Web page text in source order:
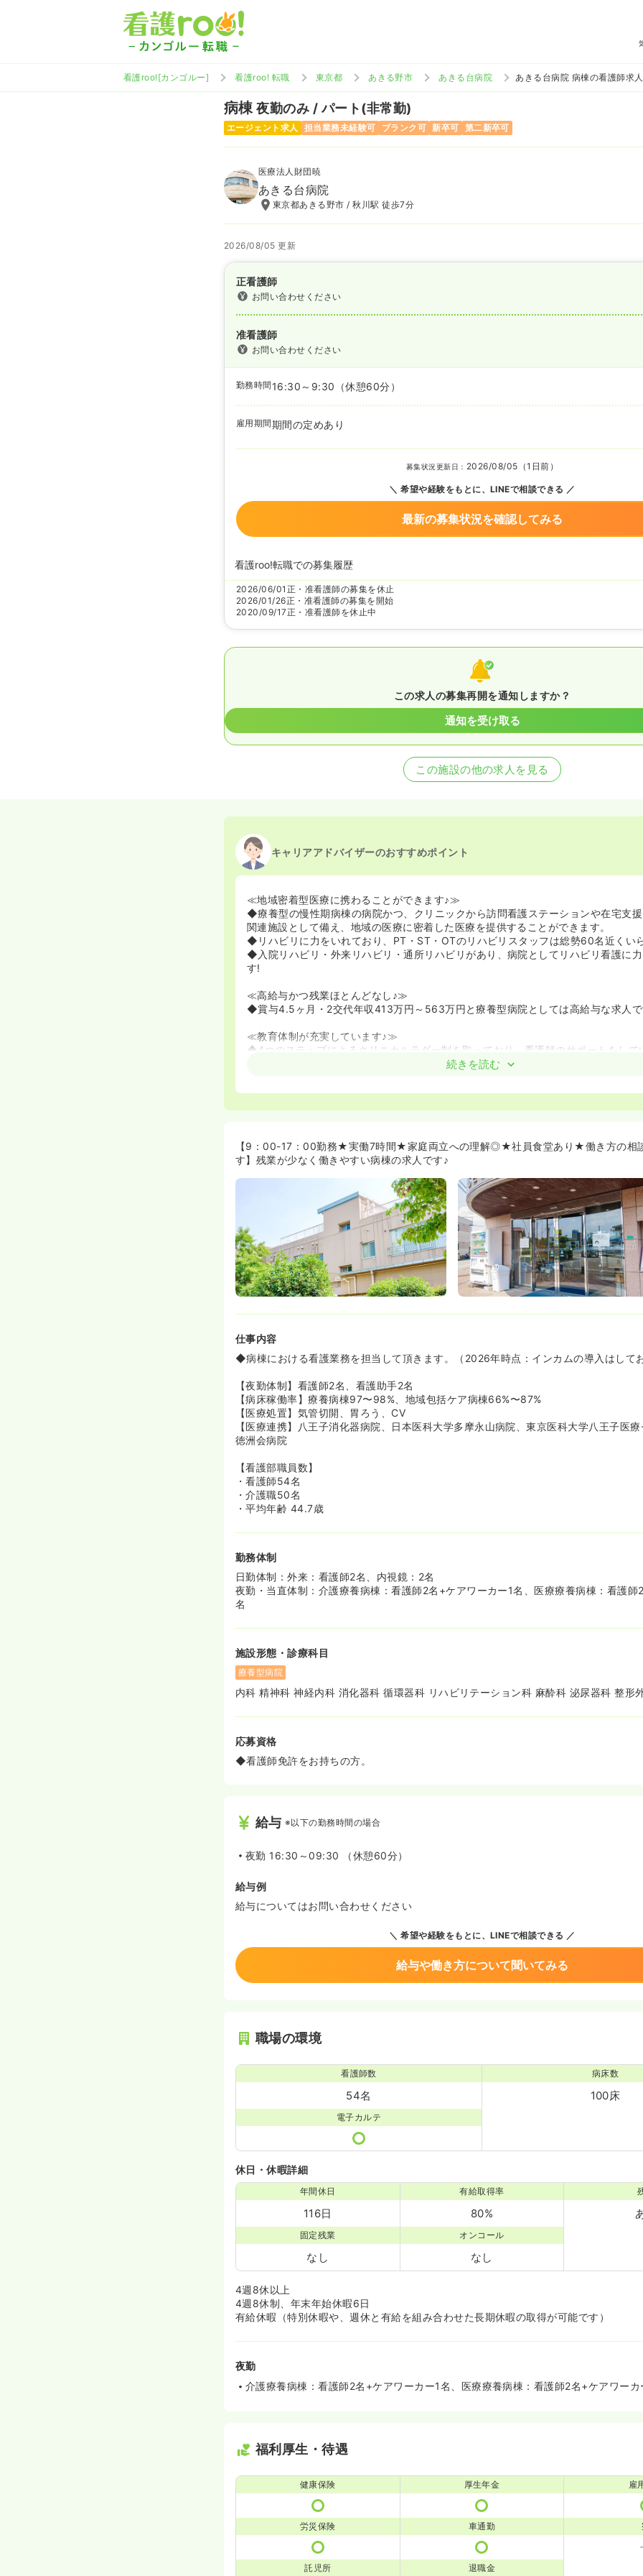
看護roo![カンゴルー] 看護roo! 転職 東京都 あきる野市 あきる台病院 あきる台病院 病棟の看護師求人
病棟夜勤のみ / パート(非常勤)
エージェント求人 担当業務未経験可 ブランク可 新卒可 第二新卒可
医療法人財団暁
あきる台病院
東京都あきる野市 / 秋川駅 徒歩7分
2026/08/05 更新
正看護師
お問い合わせください
准看護師
お問い合わせください
勤務時間 16:30～9:30 （休憩60分）
雇用期間期間の定めあり
募集状況更新日： 2026/08/05（1日前）
希望や経験をもとに、LINEで相談できる
最新の募集状況を確認してみる
看護roo!転職での募集履歴
2026/06/01 正・准看護師の募集を休止
2026/01/26正・准看護師の募集を開始
2020/09/17正・准看護師を休止中
この求人の募集再開を通知しますか？
通知を受け取る
この施設の他の求人を見る
キャリアアドバイザーのおすすめポイント
≪地域密着型医療に携わることができます♪≫
◆療養型の慢性期病棟の病院かつ、クリニックから訪問看護ステーションや在宅支
関連施設として備え、地域の医療に密着した医療を提供することができます。
◆リハビリに力をいれており、PT・ST・OTのリハビリスタッフは総勢60名近くい
◆入院リハビリ・外来リハビリ・通所リハビリがあり、病院としてリハビリ看護に
す!
≪高給与かつ残業ほとんどなし♪≫
◆賞与4.5ヶ月・2交代年収413万円～563万円と療養型病院としては高給与な求人
≪教育体制が充実しています♪≫
◆4つのステップによるクリニカルラダー制を取っており、看護師のサポートをして
◆感染管理研修や看護師認知症対応能力向上研修などを行い、キャリア開発にも力
◆専門性を求めて自己啓発する看護師を支援しています!具体的には、がん看護、地
≪ワークライフバランスも取りつつ勤務することができます♪≫
◆特別休暇や、週休と有給を組み合わせた長期休暇の取得が可能!
≪ママさんナースが働きやすい環境がございます♪≫
◆時短勤務や日勤常勤の勤務など、看護師様の生活に合わせた働き方ができます。
◆子育て期間中は3歳まで時短常勤制度を設けているので、勤務時間も柔軟に対応す
す。
◆急な発熱時などは皆で助け合い、小学生までの学校行事の参加についてはほぼ
続きを読む
【9：00-17：00勤務★実働7時間★家庭両立への理解◎★社員食堂あり★働き方の相
す】残業が少なく働きやすい病棟の求人です♪
仕事内容
◆病棟における看護業務を担当して頂きます。（2026年時点：インカムの導入はして
【夜勤体制】看護師2名、看護助手2名
【病床稼働率】療養病棟97〜98%、地域包括ケア病棟66%〜87%
【医療処置】気管切開、胃ろう、CV
【医療連携】八王子消化器病院、日本医科大学多摩永山病院、東京医科大学八王子医
徳洲会病院
【看護部職員数】
・看護師54名
・介護職50名
・平均年齢 44.7歳
勤務体制
日勤体制：外来：看護師2名、内視鏡：2名
夜勤・当直体制：介護療養病棟：看護師2名+ケアワーカー1名、医療療養病棟：看護師
名
施設形態・診療科目
療養型病院
内科 精神科 神経内科 消化器科 循環器科 リハビリテーション科 麻酔科 泌尿器科 整形
応募資格
◆看護師免許をお持ちの方。
給与 ※以下の勤務時間の場合
夜勤 16:30～09:30 （休憩60分）
給与例
給与についてはお問い合わせください
希望や経験をもとに、LINEで相談できる
給与や働き方について聞いてみる
職場の環境
看護師数
54名
病床数
100床
電子カルテ
休日・休暇詳細
年間休日
116日
有給取得率
80%
固定残業
なし
オンコール
なし
4週8休以上
4週8休制、年末年始休暇6日
有給休暇（特別休暇や、週休と有給を組み合わせた長期休暇の取得が可能です）
夜勤
介護療養病棟：看護師2名+ケアワーカー1名、医療療養病棟：看護師2名+ケアワーカ
福利厚生・待遇
健康保険 厚生年金 雇
労災保険 車通勤
託児所 退職金